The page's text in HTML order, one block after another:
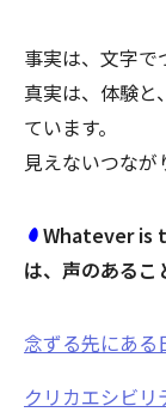
事実は、文字で
真実は、体験と
ています。
見えないつなが
Whatever is
は、声のあるこ
念ずる先にある
クリカエシビ